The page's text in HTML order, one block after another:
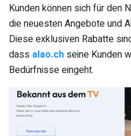
Kunden können sich für den
die neuesten Angebote und
Diese exklusiven Rabatte
dass alao.ch seine Kunden
Bedürfnisse eingeht.